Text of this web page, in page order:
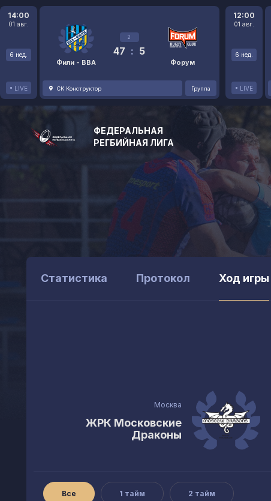
14:00
01 авг.
6 нед.
LIVE
Фили - ВВА
2
47 : 5
Форум
СК Конструктор Группа
12:00
01 авг.
6 нед.
LIVE
ФЕДЕРАЛЬНАЯ
РЕГБИЙНАЯ ЛИГА
Статистика Протокол Ход игры
Москва
ЖРК Московские
Драконы
Все 1 тайм 2 тайм